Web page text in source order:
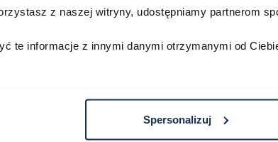
z naszej witryny, udostępniamy partnerom
te informacje z innymi danymi otrzymanymi od
Spersonalizuj